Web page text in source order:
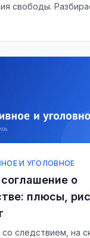
свободы.
И УГОЛОВНОЕ
о
плюсы,
следствием, на